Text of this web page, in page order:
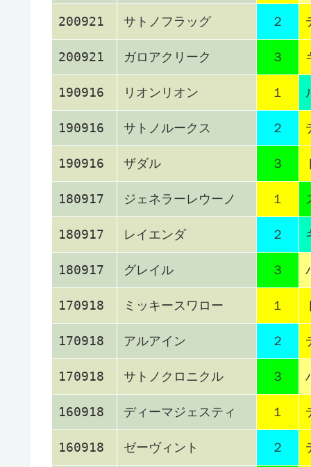
200921 サトノフラッグ ２
200921 ガロアクリーク ３
190916 リオンリオン １
190916 サトノルークス ２
190916 ザダル ３
180917 ジェネラーレウーノ １
180917 レイエンダ ２
180917 グレイル ３
170918 ミッキースワロー １
170918 アルアイン ２
170918 サトノクロニクル ３
160918 ディーマジェスティ １
160918 ゼーヴィント ２